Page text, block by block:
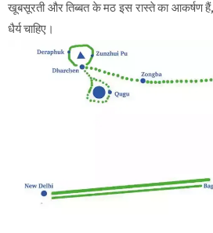
खूबसूरती और तिब्बत के मठ इस रास्ते का आकर्षण
धैर्य चाहिए।